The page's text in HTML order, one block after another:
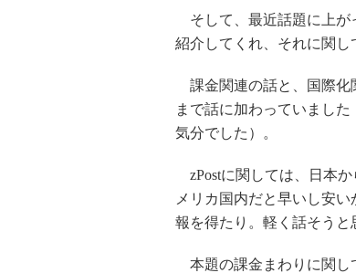
そして、最近話題に上が
紹介してくれ、それに関し
課金関連の話と、国際化
まで話に加わっていまし
気分でした）。
zPostに関しては、日本
メリカ国内だと早いし安
報を得たり。軽く話そうと
本題の課金まわりに関し